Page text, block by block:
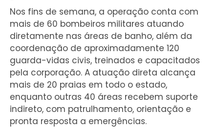
Nos fins de semana, a operação conta com
mais de 60 bombeiros militares atuando
diretamente nas áreas de banho, além da
coordenação de aproximadamente 120
guarda-vidas civis, treinados e capacitados
pela corporação. A atuação direta alcança
mais de 20 praias em todo o estado,
enquanto outras 40 áreas recebem suporte
indireto, com patrulhamento, orientação e
pronta resposta a emergências.